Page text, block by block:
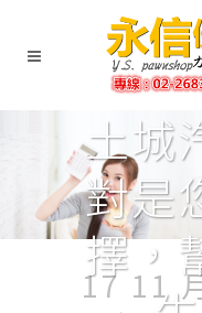
土城
對是
擇，
17 11